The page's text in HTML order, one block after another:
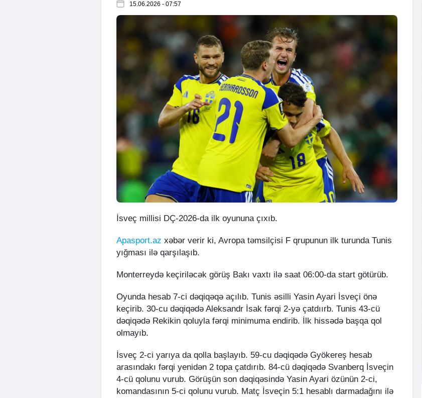
15.06.2026 - 07:57
İsveç millisi DÇ-2026-da ilk oyununa çıxıb.
Apasport.az xəbər verir ki, Avropa təmsilçisi F qrupunun ilk turunda Tunis
yığması ilə qarşılaşıb.
Monterreydə keçiriləcək görüş Bakı vaxtı ilə saat 06:00-da start götürüb.
Oyunda hesab 7-ci dəqiqəqə açılıb. Tunis əsilli Yasin Ayari İsveçi önə
keçirib. 30-cu dəqiqədə Aleksandr İsak fərqi 2-yə çatdıırb. Tunis 43-cü
dəqiqədə Rekikin qoluyla fərqi minimuma endirib. İlk hissədə başqa qol
olmayıb.
İsveç 2-ci yarıya da qolla başlayıb. 59-cu dəqiqədə Gyökereş hesab
arasındakı fərqi yenidən 2 topa çatdırıb. 84-cü dəqiqədə Svanberq İsveçin
4-cü qolunu vurub. Görüşün son dəqiqəsində Yasin Ayari özünün 2-ci,
komandasının 5-ci qolunu vurub. Matç İsveçin 5:1 hesablı darmadağını ilə